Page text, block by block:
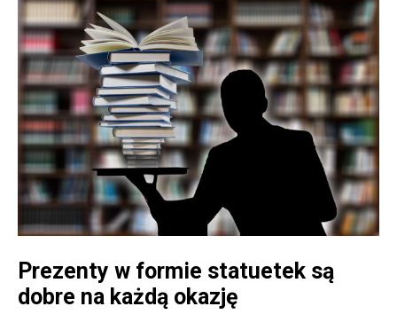
Prezenty w formie statuetek są
dobre na każdą okazję